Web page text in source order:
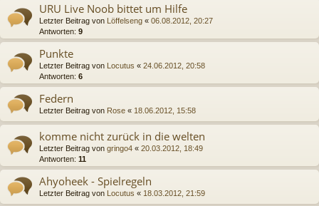
URU Live Noob bittet um Hilfe
Letzter Beitrag von Löffelseng « 06.08.2012, 20:27
Antworten: 9
Punkte
Letzter Beitrag von Locutus « 24.06.2012, 20:58
Antworten: 6
Federn
Letzter Beitrag von Rose « 18.06.2012, 15:58
komme nicht zurück in die welten
Letzter Beitrag von gringo4 « 20.03.2012, 18:49
Antworten: 11
Ahyoheek - Spielregeln
Letzter Beitrag von Locutus « 18.03.2012, 21:59